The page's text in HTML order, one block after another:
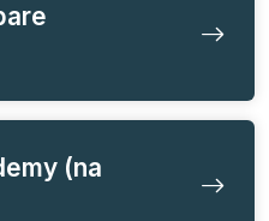
(na